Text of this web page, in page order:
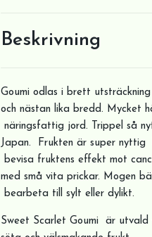
Beskrivning
Goumi odlas i brett
och nästan lika bredd. Mycket
näringsfattig jord. Trippel så
Japan. Frukten är super nyttig
bevisa fruktens effekt mot
med små vita prickar. Mogen
bearbeta till sylt eller dylikt.
Sweet Scarlet Goumi är utvald